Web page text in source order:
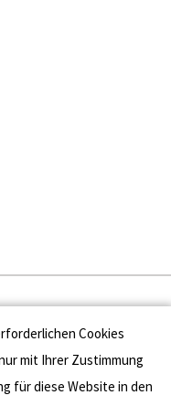
Cookies
mit Ihrer Zustimmung
für diese Website in den